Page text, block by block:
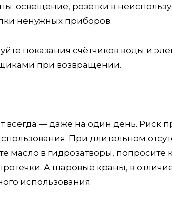
освещение, розетки в
ненужных приборов.
показания счётчиков воды и
при возвращении.
всегда — даже на один день. Риск
При длительном
масло в гидрозатворы, попросите
А шаровые краны, в
использования.